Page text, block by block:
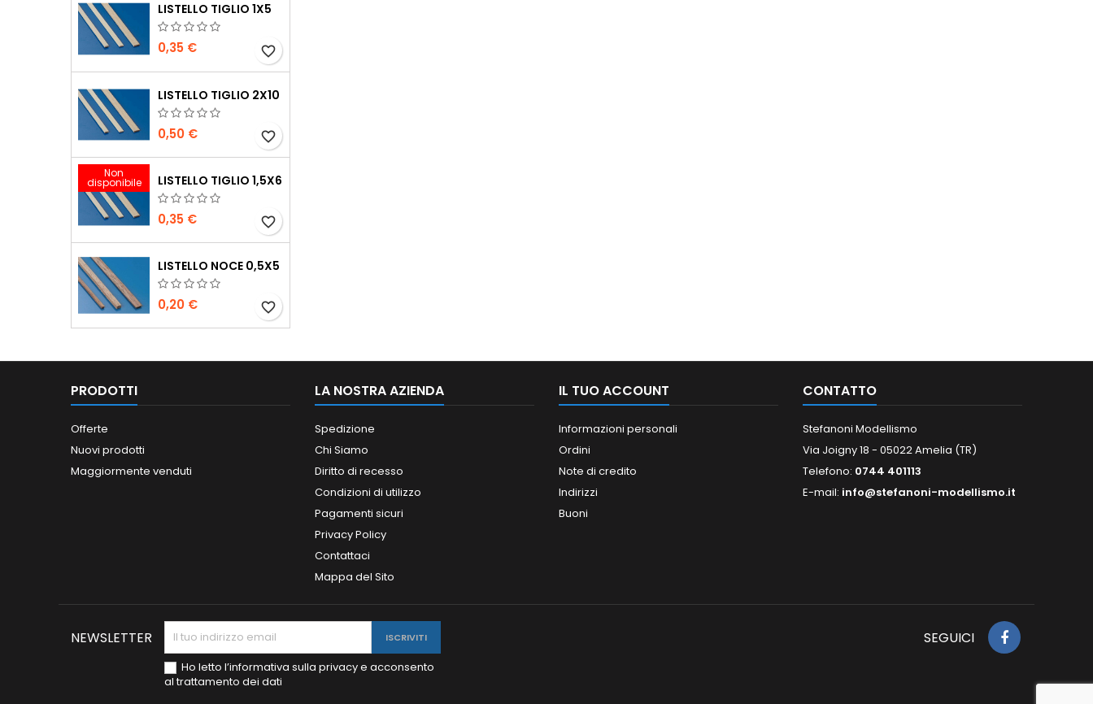
LISTELLO TIGLIO 1X5
0,35 € favorite_border
LISTELLO TIGLIO 2X10
0,50 € favorite_border
Non
disponibile LISTELLO TIGLIO 1,5X6
0,35 € favorite_border
LISTELLO NOCE 0,5X5
0,20 € favorite_border
PRODOTTI
Offerte
Nuovi prodotti
Maggiormente venduti
LA NOSTRA AZIENDA
Spedizione
Chi Siamo
Diritto di recesso
Condizioni di utilizzo
Pagamenti sicuri
Privacy Policy
Contattaci
Mappa del Sito
IL TUO ACCOUNT
Informazioni personali
Ordini
Note di credito
Indirizzi
Buoni
CONTATTO
Stefanoni Modellismo
Via Joigny 18 - 05022 Amelia (TR)
Telefono: 0744 401113
E-mail: info@stefanoni-modellismo.it
NEWSLETTER
Ho letto l’informativa sulla privacy e acconsento
al trattamento dei dati
SEGUICI